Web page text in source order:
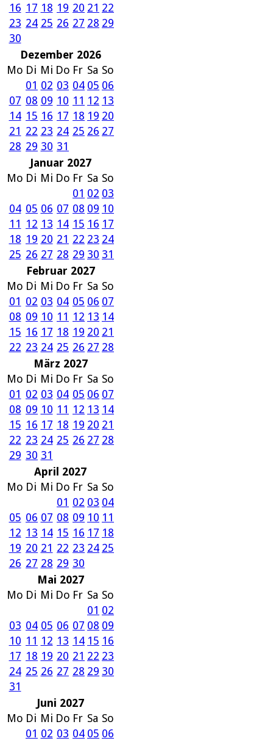
16 17 18 19 20 21 22
23 24 25 26 27 28 29
30
Dezember 2026
Mo Di Mi Do Fr Sa So
01 02 03 04 05 06
07 08 09 10 11 12 13
14 15 16 17 18 19 20
21 22 23 24 25 26 27
28 29 30 31
Januar 2027
Mo Di Mi Do Fr Sa So
01 02 03
04 05 06 07 08 09 10
11 12 13 14 15 16 17
18 19 20 21 22 23 24
25 26 27 28 29 30 31
Februar 2027
Mo Di Mi Do Fr Sa So
01 02 03 04 05 06 07
08 09 10 11 12 13 14
15 16 17 18 19 20 21
22 23 24 25 26 27 28
März 2027
Mo Di Mi Do Fr Sa So
01 02 03 04 05 06 07
08 09 10 11 12 13 14
15 16 17 18 19 20 21
22 23 24 25 26 27 28
29 30 31
April 2027
Mo Di Mi Do Fr Sa So
01 02 03 04
05 06 07 08 09 10 11
12 13 14 15 16 17 18
19 20 21 22 23 24 25
26 27 28 29 30
Mai 2027
Mo Di Mi Do Fr Sa So
01 02
03 04 05 06 07 08 09
10 11 12 13 14 15 16
17 18 19 20 21 22 23
24 25 26 27 28 29 30
31
Juni 2027
Mo Di Mi Do Fr Sa So
01 02 03 04 05 06